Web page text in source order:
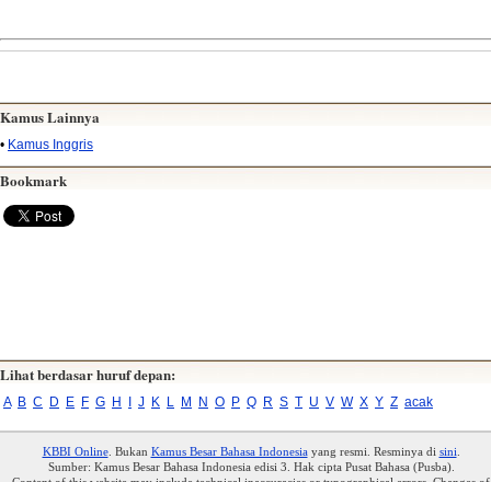
Kamus Lainnya
• Kamus Inggris
Bookmark
Lihat berdasar huruf depan:
A B C D E F G H J K L M N O P Q R S T U V W X Y Z acak
KBBI Online. Bukan Kamus Besar Bahasa Indonesiayang resmi. Resminya di sini.
Sumber: Kamus Besar Bahasa Indonesia edisi 3. Hak cipta Pusat Bahasa (Pusba).